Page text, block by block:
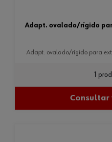
adapt. ovalado/rígido
adapt. ovalado/rígido para
1
Consultar